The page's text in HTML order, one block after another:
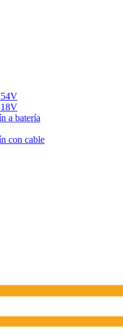
54V
18V
a batería
con cable